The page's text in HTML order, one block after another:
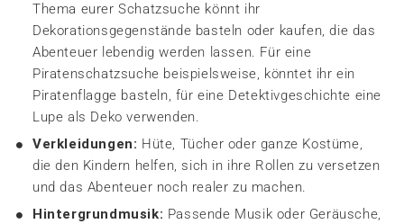
Thema eurer Schatzsuche könnt ihr
Dekorationsgegenstände basteln oder kaufen, die das
Abenteuer lebendig werden lassen. Für eine
Piratenschatzsuche beispielsweise, könntet ihr ein
Piratenflagge basteln, für eine Detektivgeschichte eine
Lupe als Deko verwenden.
Verkleidungen: Hüte, Tücher oder ganze Kostüme,
die den Kindern helfen, sich in ihre Rollen zu versetzen
und das Abenteuer noch realer zu machen.
Hintergrundmusik: Passende Musik oder Geräusche,